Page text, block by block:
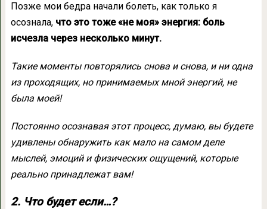
Позже мои бедра начали болеть, как только я
осознала, что это тоже «не моя» энергия: боль
исчезла через несколько минут.
Такие моменты повторялись снова и снова, и ни одна
из проходящих, но принимаемых мной энергий, не
была моей!
Постоянно осознавая этот процесс, думаю, вы будете
удивлены обнаружить как мало на самом деле
мыслей, эмоций и физических ощущений, которые
реально принадлежат вам!
2. Что будет если…?